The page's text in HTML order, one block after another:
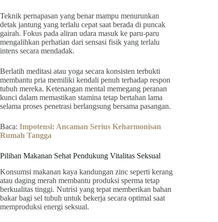
Teknik pernapasan yang benar mampu menurunkan
detak jantung yang terlalu cepat saat berada di puncak
gairah. Fokus pada aliran udara masuk ke paru-paru
mengalihkan perhatian dari sensasi fisik yang terlalu
intens secara mendadak.
Berlatih meditasi atau yoga secara konsisten terbukti
membantu pria memiliki kendali penuh terhadap respon
tubuh mereka. Ketenangan mental memegang peranan
kunci dalam memastikan stamina tetap bertahan lama
selama proses penetrasi berlangsung bersama pasangan.
Baca: Impotensi: Ancaman Serius Keharmonisan
Rumah Tangga
Pilihan Makanan Sehat Pendukung Vitalitas Seksual
Konsumsi makanan kaya kandungan zinc seperti kerang
atau daging merah membantu produksi sperma tetap
berkualitas tinggi. Nutrisi yang tepat memberikan bahan
bakar bagi sel tubuh untuk bekerja secara optimal saat
memproduksi energi seksual.